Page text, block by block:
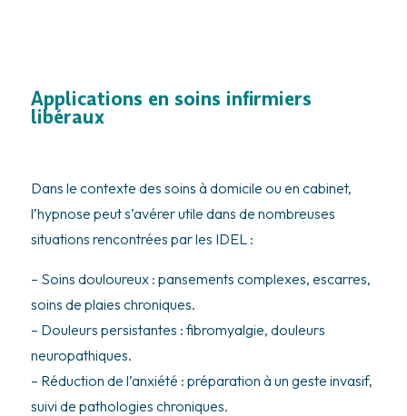
Applications en soins infirmiers
libéraux
Dans le contexte des soins à domicile ou en cabinet,
l’hypnose peut s’avérer utile dans de nombreuses
situations rencontrées par les IDEL :
– Soins douloureux : pansements complexes, escarres,
soins de plaies chroniques.
– Douleurs persistantes : fibromyalgie, douleurs
neuropathiques.
– Réduction de l’anxiété : préparation à un geste invasif,
suivi de pathologies chroniques.